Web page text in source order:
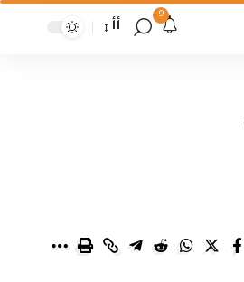
9
أأ